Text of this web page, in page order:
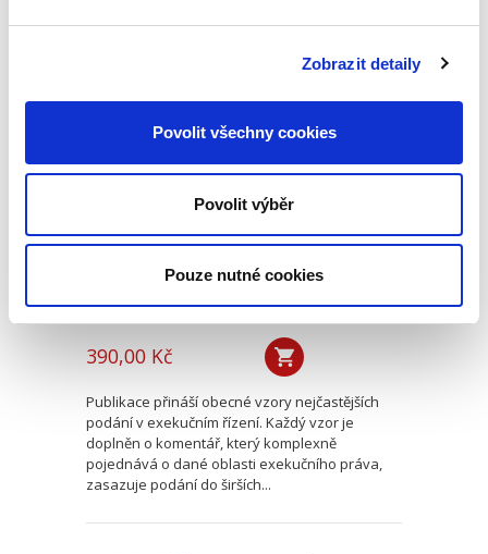
Zobrazit detaily
Povolit všechny cookies
Povolit výběr
Pouze nutné cookies
Komentované vzory
Ladislav Ullrich
390,00 Kč
Publikace přináší obecné vzory nejčastějších
podání v exekučním řízení. Každý vzor je
doplněn o komentář, který komplexně
pojednává o dané oblasti exekučního práva,
zasazuje podání do širších...